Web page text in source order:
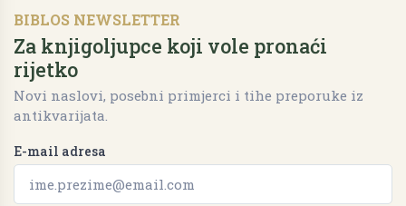
BIBLOS NEWSLETTER
Za knjigoljupce koji vole pronaći
rijetko
Novi naslovi, posebni primjerci i tihe preporuke iz
antikvarijata.
E-mail adresa